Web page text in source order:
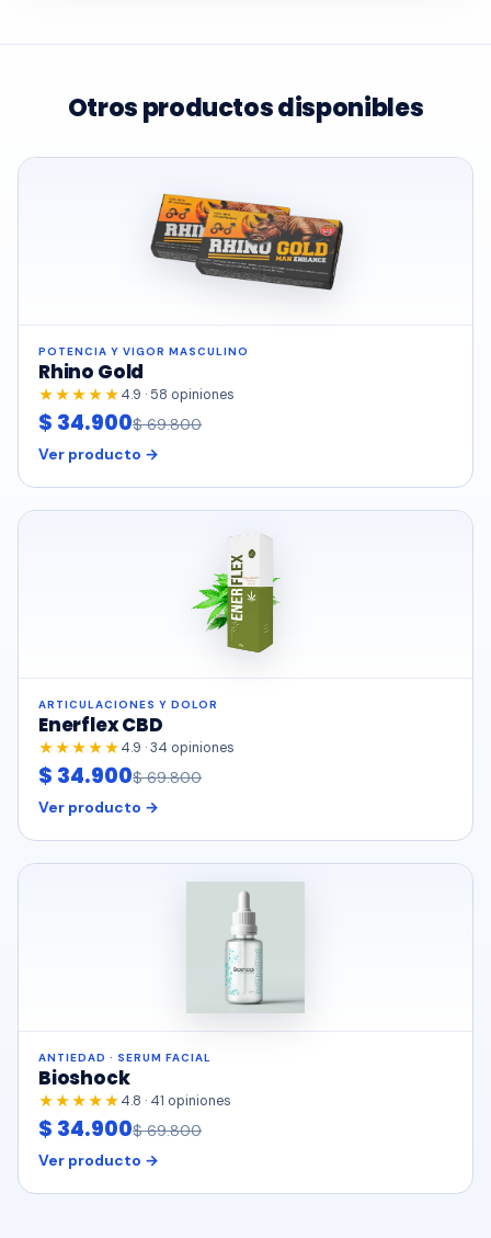
Otros productos disponibles
POTENCIA Y VIGOR MASCULINO
Rhino Gold
★★★★★4.9 · 58 opiniones
$ 34.900$ 69.800
Ver producto →
ARTICULACIONES Y DOLOR
Enerflex CBD
★★★★★4.9 · 34 opiniones
$ 34.900$ 69.800
Ver producto →
ANTIEDAD · SERUM FACIAL
Bioshock
★★★★★4.8 · 41 opiniones
$ 34.900$ 69.800
Ver producto →